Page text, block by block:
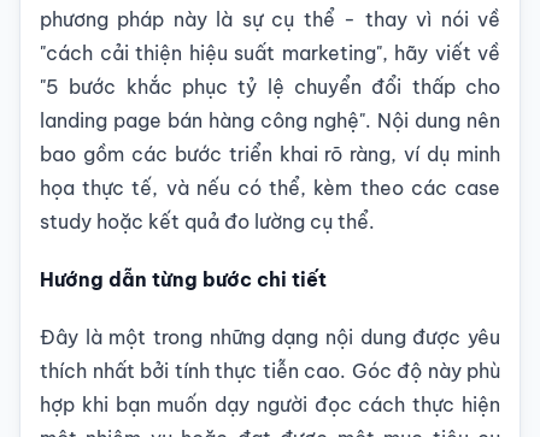
phương pháp này là sự cụ thể - thay vì nói về
"cách cải thiện hiệu suất marketing", hãy viết về
"5 bước khắc phục tỷ lệ chuyển đổi thấp cho
landing page bán hàng công nghệ". Nội dung nên
bao gồm các bước triển khai rõ ràng, ví dụ minh
họa thực tế, và nếu có thể, kèm theo các case
study hoặc kết quả đo lường cụ thể.
Hướng dẫn từng bước chi tiết
Đây là một trong những dạng nội dung được yêu
thích nhất bởi tính thực tiễn cao. Góc độ này phù
hợp khi bạn muốn dạy người đọc cách thực hiện